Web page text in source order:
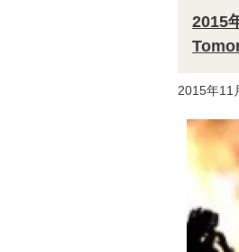
2015
2015年11